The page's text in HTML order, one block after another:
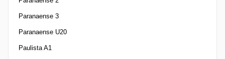
Paranaense 3
Paranaense U20
Paulista A1